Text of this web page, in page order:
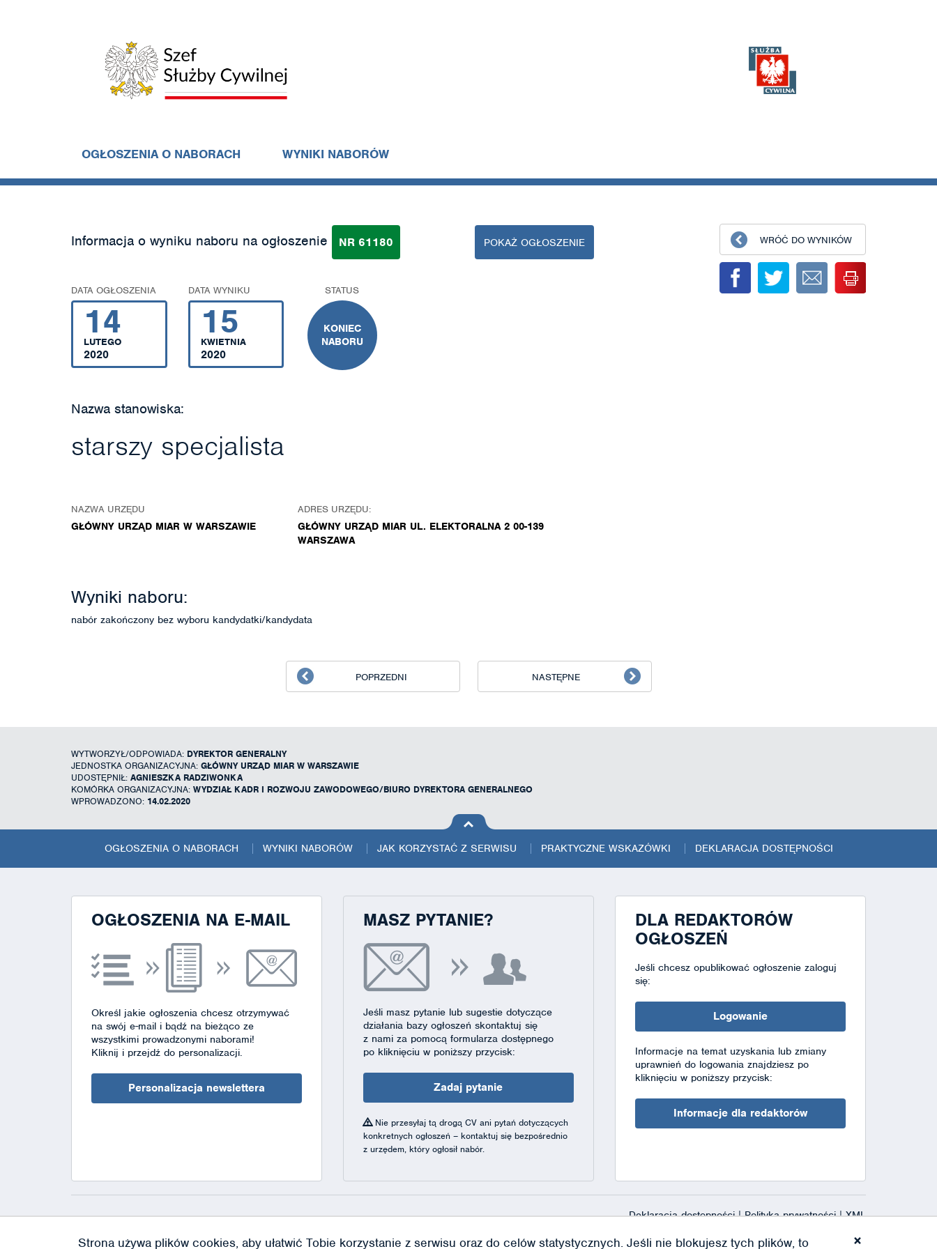
OGŁOSZENIA O NABORACH WYNIKI NABORÓW
Informacja o wyniku naboru na ogłoszenie NR 61180 POKAŻ OGŁOSZENIE
DATA OGŁOSZENIA
14
LUTEGO
2020
DATA WYNIKU
15
KWIETNIA
2020
STATUS
KONIEC
NABORU
Nazwa stanowiska:
starszy specjalista
NAZWA URZĘDU
GŁÓWNY URZĄD MIAR W WARSZAWIE
ADRES URZĘDU:
GŁÓWNY URZĄD MIAR UL. ELEKTORALNA 2 00-139
WARSZAWA
Wyniki naboru:
nabór zakończony bez wyboru kandydatki/kandydata
WRÓĆ DO WYNIKÓW
POPRZEDNI NASTĘPNE
WYTWORZYŁ/ODPOWIADA: DYREKTOR GENERALNY
JEDNOSTKA ORGANIZACYJNA: GŁÓWNY URZĄD MIAR W WARSZAWIE
UDOSTĘPNIŁ: AGNIESZKA RADZIWONKA
KOMÓRKA ORGANIZACYJNA: WYDZIAŁ KADR I ROZWOJU ZAWODOWEGO/BIURO DYREKTORA GENERALNEGO
WPROWADZONO: 14.02.2020
na górę
strony
OGŁOSZENIA O NABORACH WYNIKI NABORÓW JAK KORZYSTAĆ Z SERWISU PRAKTYCZNE WSKAZÓWKI DEKLARACJA DOSTĘPNOŚCI
OGŁOSZENIA NA E-MAIL
Określ jakie ogłoszenia chcesz otrzymywać
na swój e-mail i bądź na bieżąco ze
wszystkimi prowadzonymi naborami!
Kliknij i przejdź do personalizacji.
Personalizacja newslettera
MASZ PYTANIE?
Jeśli masz pytanie lub sugestie dotyczące
działania bazy ogłoszeń skontaktuj się
z nami za pomocą formularza dostępnego
po kliknięciu w poniższy przycisk:
Zadaj pytanie
Nie przesyłaj tą drogą CV ani pytań dotyczących
konkretnych ogłoszeń – kontaktuj się bezpośrednio
z urzędem, który ogłosił nabór.
DLA REDAKTORÓW
OGŁOSZEŃ
Jeśli chcesz opublikować ogłoszenie zaloguj
się:
Logowanie
Informacje na temat uzyskania lub zmiany
uprawnień do logowania znajdziesz po
kliknięciu w poniższy przycisk:
Informacje dla redaktorów
Deklaracja dostępności|Polityka prywatności|XML
Strona używa plików cookies, aby ułatwić Tobie korzystanie z serwisu oraz do celów statystycznych. Jeśli nie blokujesz tych plików, to ×